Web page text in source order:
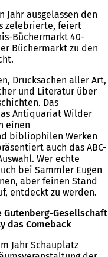
Jahr ausgelassen den
zelebrierte, feiert
Büchermarkt 40-
Büchermarkt zu den
Drucksachen aller Art,
und Literatur über
Das
Antiquariat Wilder
einen
bibliophilen Werken
auch das ABC-
Wer echte
bei Sammler Eugen
aber feinen Stand
entdeckt zu werden.
Gutenberg-Gesellschaft
das Comeback
Jahr Schauplatz